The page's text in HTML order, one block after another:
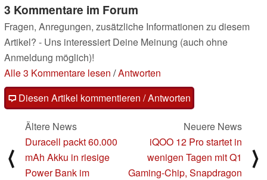
3 Kommentare im Forum
Fragen, Anregungen, zusätzliche Informationen zu diesem
Artikel? - Uns interessiert Deine Meinung (auch ohne
Anmeldung möglich)!
Alle 3 Kommentare lesen /Antworten
Diesen Artikel kommentieren / Antworten
⟨
Ältere News
Duracell packt 60.000
mAh Akku in riesige
Power Bank im
Neuere News
iQOO 12 Pro startet in
wenigen Tagen mit Q1
Gaming-Chip, Snapdragon
⟩